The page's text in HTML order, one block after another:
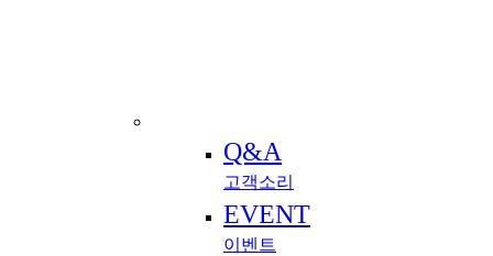
Q&A
고객소리
EVENT
이벤트